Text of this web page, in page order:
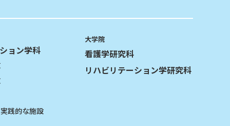
ョン学科
践的な施設
大学院
看護学研究科
リハビリテーション学研究科